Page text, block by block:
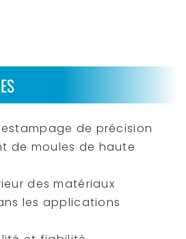
de précision
de moules de haute
des matériaux
les applications